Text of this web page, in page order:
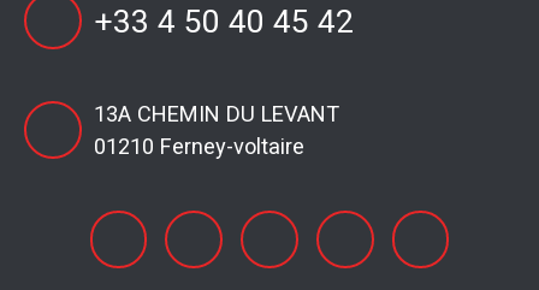
+33 4 50 40 45 42
13A CHEMIN DU LEVANT
01210 Ferney-voltaire